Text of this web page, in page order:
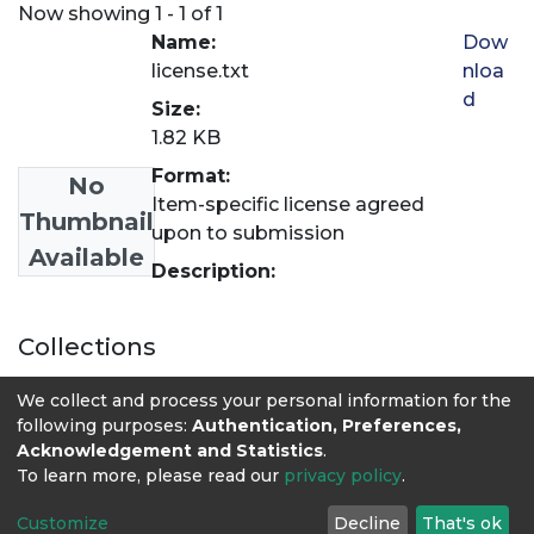
Now showing 1 - 1 of 1
No
Thumbnail
Available
Name:
license.txt
Size:
1.82 KB
Format:
Item-specific license agreed
upon to submission
Description:
Dow
nloa
d
Collections
Libros
We collect and process your personal information for the
following purposes: Authentication, Preferences,
Acknowledgement and Statistics.
To learn more, please read our privacy policy.
Customize Decline That's ok